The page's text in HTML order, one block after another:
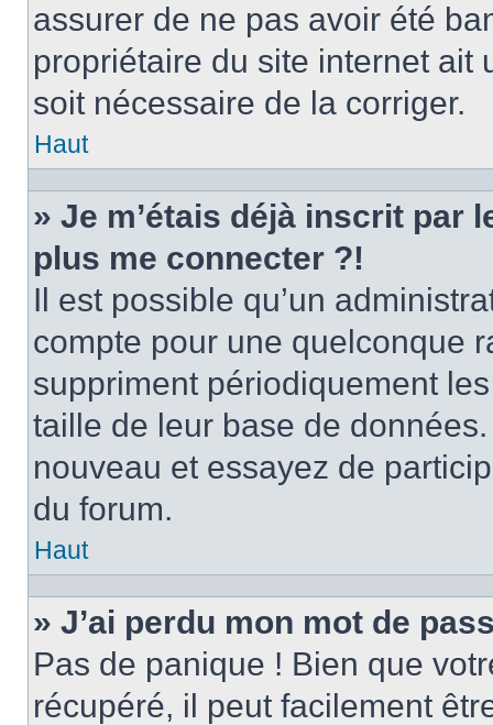
assurer de ne pas avoir été
propriétaire du site internet ait
soit nécessaire de la corriger.
Haut
» Je m’étais déjà inscrit par
plus me connecter ?!
Il est possible qu’un
compte pour une quelconque
suppriment périodiquement
taille de leur base de
nouveau et essayez de
du forum.
Haut
» J’ai perdu mon mot de
Pas de panique ! Bien que
récupéré, il peut facilement